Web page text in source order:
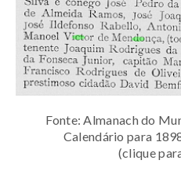
Fonte: Almanach do
Calendário para
(clique